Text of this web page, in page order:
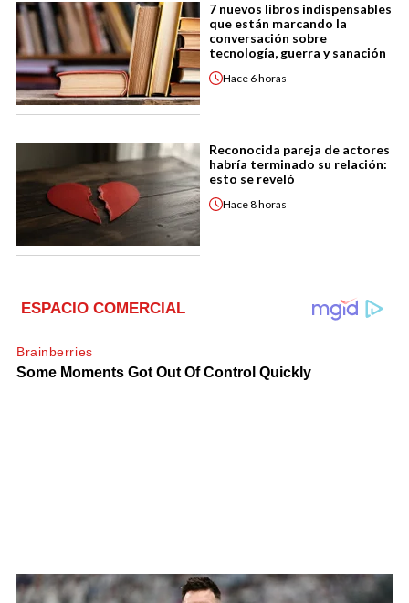
7 nuevos libros indispensables
que están marcando la
conversación sobre
tecnología, guerra y sanación
Hace 6 horas
Reconocida pareja de actores
habría terminado su relación:
esto se reveló
Hace8 horas